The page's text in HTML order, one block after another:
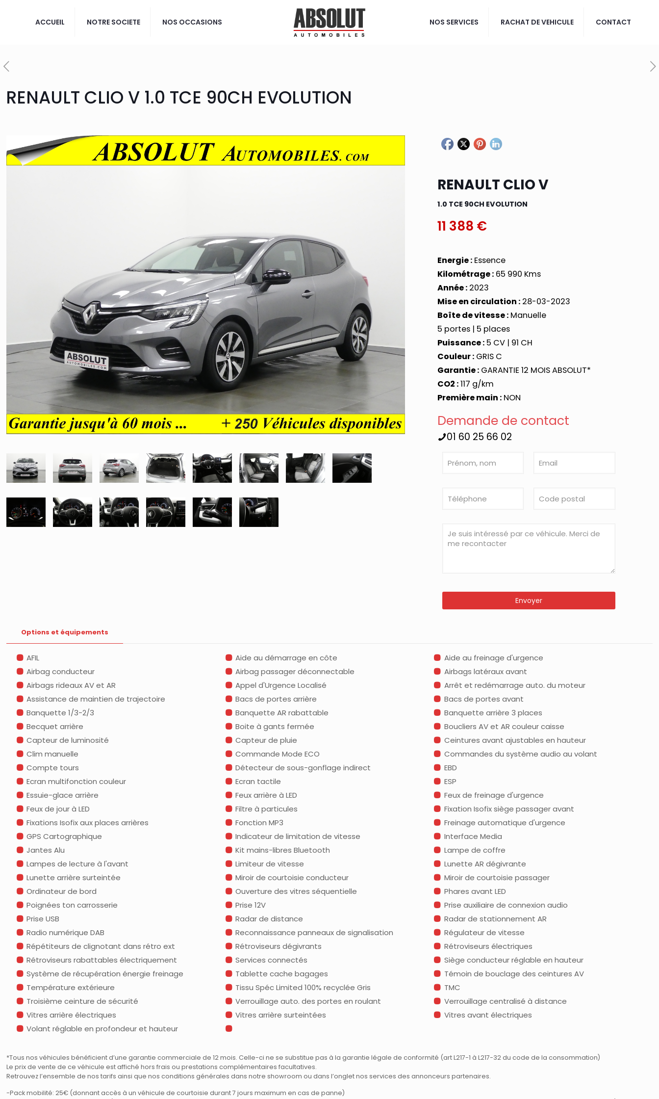
ACCUEIL NOTRE SOCIETE NOS OCCASIONS NOS SERVICES RACHAT DE VEHICULE CONTACT
RENAULT CLIO V 1.0 TCE 90CH EVOLUTION
RENAULT CLIO V
1.0 TCE 90CH EVOLUTION
11 388 €
Energie :Essence
Kilométrage :65 990 Kms
Année :2023
Mise en circulation :28-03-2023
Boîte de vitesse :Manuelle
5 portes | 5 places
Puissance :5 CV | 91 CH
Couleur :GRIS C
Garantie :GARANTIE 12 MOIS ABSOLUT*
CO2 :117 g/km
Première main :NON
Demande de contact
01 60 25 66 02
Options et équipements
AFIL Aide au démarrage en côte
Aide au freinage d'urgence
Airbag conducteur
Airbag passager déconnectable
Airbags latéraux avant
Airbags rideaux AV et AR
Appel d'Urgence Localisé
Arrêt et redémarrage auto. du moteur
Assistance de maintien de trajectoire
Bacs de portes arrière
Bacs de portes avant
Banquette 1/3-2/3
Banquette AR rabattable
Banquette arrière 3 places
Becquet arrière
Boite à gants fermée
Boucliers AV et AR couleur caisse
Capteur de luminosité
Capteur de pluie
Ceintures avant ajustables en hauteur
Clim manuelle
Commande Mode ECO
Commandes du système audio au volant
Compte tours
Détecteur de sous-gonflage indirect
EBD
Ecran multifonction couleur
Ecran tactile
ESP
Essuie-glace arrière
Feux arrière à LED
Feux de freinage d'urgence
Feux de jour à LED
Filtre à particules
Fixation Isofix siège passager avant
Fixations Isofix aux places arrières
Fonction MP3
Freinage automatique d'urgence
GPS Cartographique
Indicateur de limitation de vitesse
Interface Media
Jantes Alu
Kit mains-libres Bluetooth
Lampe de coffre
Lampes de lecture à l'avant
Limiteur de vitesse
Lunette AR dégivrante
Lunette arrière surteintée
Miroir de courtoisie conducteur
Miroir de courtoisie passager
Ordinateur de bord
Ouverture des vitres séquentielle
Phares avant LED
Poignées ton carrosserie
Prise 12V
Prise auxiliaire de connexion audio
Prise USB
Radar de distance
Radar de stationnement AR
Radio numérique DAB
Reconnaissance panneaux de signalisation
Régulateur de vitesse
Répétiteurs de clignotant dans rétro ext
Rétroviseurs dégivrants
Rétroviseurs électriques
Rétroviseurs rabattables électriquement
Services connectés
Siège conducteur réglable en hauteur
Système de récupération énergie freinage
Tablette cache bagages
Témoin de bouclage des ceintures AV
Température extérieure
Tissu Spéc Limited 100% recyclée Gris
TMC
Troisième ceinture de sécurité
Verrouillage auto. des portes en roulant
Verrouillage centralisé à distance
Vitres arrière électriques
Vitres arrière surteintées
Vitres avant électriques
Volant réglable en profondeur et hauteur
*Tous nos véhicules bénéficient d’une garantie commerciale de 12 mois. Celle-ci ne se substitue pas à la garantie légale de conformité (art L217-1 à L217-32 du code de la consommation)
Le prix de vente de ce véhicule est affiché hors frais ou prestations complémentaires facultatives.
Retrouvez l’ensemble de nos tarifs ainsi que nos conditions générales dans notre showroom ou dans l’onglet nos services des annonceurs partenaires.
-Pack mobilité: 25€ (donnant accès à un véhicule de courtoisie durant 7 jours maximum en cas de panne)